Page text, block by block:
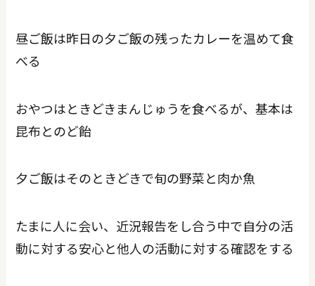
昼ご飯は昨日の夕ご飯の残ったカレーを温めて食
べる
おやつはときどきまんじゅうを食べるが、基本は
昆布とのど飴
夕ご飯はそのときどきで旬の野菜と肉か魚
たまに人に会い、近況報告をし合う中で自分の活
動に対する安心と他人の活動に対する確認をする